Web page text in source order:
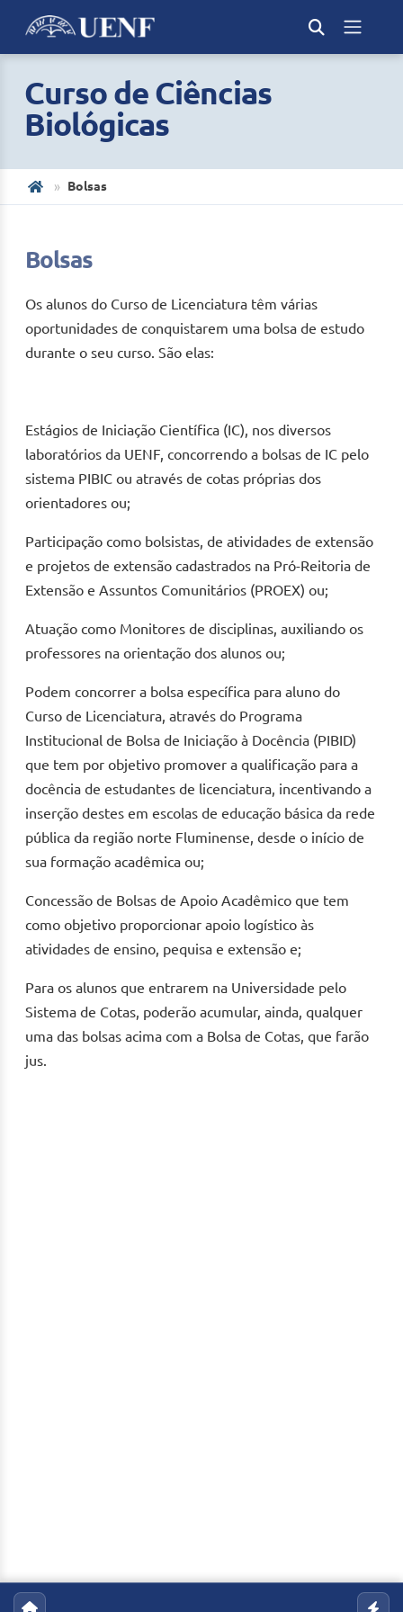
Curso de Ciências
Biológicas
Bolsas
Bolsas
Os alunos do Curso de Licenciatura têm várias
oportunidades de conquistarem uma bolsa de estudo
durante o seu curso. São elas:
Estágios de Iniciação Científica (IC), nos diversos
laboratórios da UENF, concorrendo a bolsas de IC pelo
sistema PIBIC ou através de cotas próprias dos
orientadores ou;
Participação como bolsistas, de atividades de extensão
e projetos de extensão cadastrados na Pró-Reitoria de
Extensão e Assuntos Comunitários (PROEX) ou;
Atuação como Monitores de disciplinas, auxiliando os
professores na orientação dos alunos ou;
Podem concorrer a bolsa específica para aluno do
Curso de Licenciatura, através do Programa
Institucional de Bolsa de Iniciação à Docência (PIBID)
que tem por objetivo promover a qualificação para a
docência de estudantes de licenciatura, incentivando a
inserção destes em escolas de educação básica da rede
pública da região norte Fluminense, desde o início de
sua formação acadêmica ou;
Concessão de Bolsas de Apoio Acadêmico que tem
como objetivo proporcionar apoio logístico às
atividades de ensino, pequisa e extensão e;
Para os alunos que entrarem na Universidade pelo
Sistema de Cotas, poderão acumular, ainda, qualquer
uma das bolsas acima com a Bolsa de Cotas, que farão
jus.